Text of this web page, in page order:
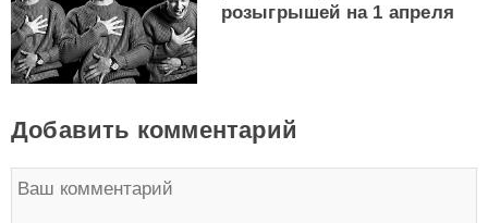
розыгрышей на 1 апреля
Добавить комментарий